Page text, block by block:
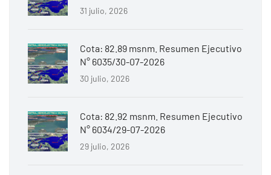
31 julio, 2026
Cota: 82.89 msnm. Resumen Ejecutivo
N° 6035/30-07-2026
30 julio, 2026
Cota: 82.92 msnm. Resumen Ejecutivo
N° 6034/29-07-2026
29 julio, 2026